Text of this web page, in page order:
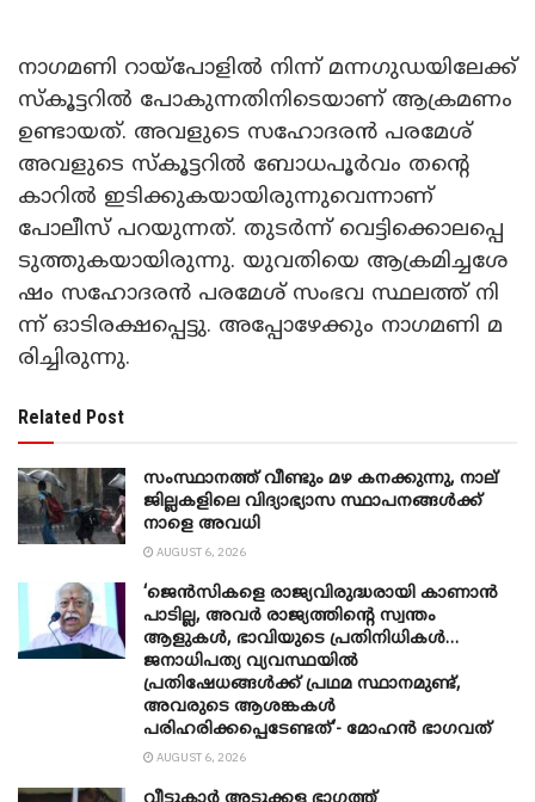
നാഗമണി റായ്പോളിൽ നിന്ന് മന്നഗുഡയിലേക്ക്
സ്കൂട്ടറിൽ പോകുന്നതിനിടെയാണ് ആക്രമണം
ഉണ്ടായത്. അവളുടെ സഹോദരൻ പരമേശ്
അവളുടെ സ്‌കൂട്ടറിൽ ബോധപൂർവം തൻ്റെ
കാറിൽ ഇടിക്കുകയായിരുന്നുവെന്നാണ്
പോലീസ് പറയുന്നത്. തുടർന്ന് വെ​ട്ടി​ക്കൊ​ല​പ്പെ​
ടു​ത്തു​ക​യാ​യി​രു​ന്നു. യു​വ​തി​യെ ആ​ക്ര​മി​ച്ച​ശേ​
ഷം സ​ഹോ​ദ​ര​ൻ പ​ര​മേ​ശ് സംഭവ സ്ഥ​ല​ത്ത് നി​
ന്ന് ഓ​ടി​ര​ക്ഷ​പ്പെ​ട്ടു. അപ്പോഴേക്കും നാ​ഗ​മ​ണി മ​
രി​ച്ചി​രു​ന്നു.
Related Post
സംസ്ഥാനത്ത് വീണ്ടും മഴ കനക്കുന്നു, നാല്
ജില്ലകളിലെ വിദ്യാഭ്യാസ സ്ഥാപനങ്ങൾക്ക്
നാളെ അവധി
AUGUST 6, 2026
‘ജെൻസികളെ രാജ്യവിരുദ്ധരായി കാണാൻ
പാടില്ല, അവർ രാജ്യത്തിന്റെ സ്വന്തം
ആളുകൾ, ഭാവിയുടെ പ്രതിനിധികൾ…
ജനാധിപത്യ വ്യവസ്ഥയിൽ
പ്രതിഷേധങ്ങൾക്ക് പ്രഥമ സ്ഥാനമുണ്ട്,
അവരുടെ ആശങ്കകൾ
പരിഹരിക്കപ്പെടേണ്ടത്’- മോഹൻ ഭാ​ഗവത്
AUGUST 6, 2026